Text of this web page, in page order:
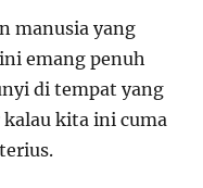
manusia yang
emang penuh
di tempat yang
kita ini cuma